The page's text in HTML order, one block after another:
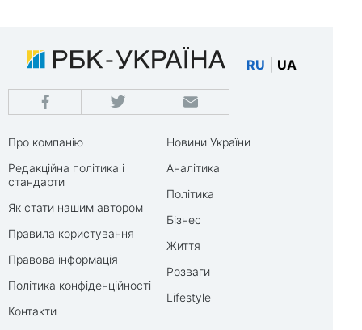
RU UA
Про компанію
Редакційна політика і
стандарти
Як стати нашим автором
Правила користування
Правова інформація
Політика конфіденційності
Контакти
Новини України
Аналітика
Політика
Бізнес
Життя
Розваги
Lifestyle